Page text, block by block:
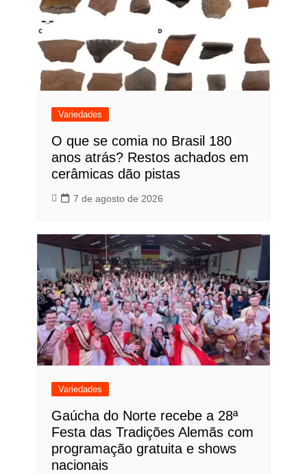
Variedades
O que se comia no Brasil 180
anos atrás? Restos achados em
cerâmicas dão pistas
7 de agosto de 2026
Variedades
Gaúcha do Norte recebe a 28ª
Festa das Tradições Alemãs com
programação gratuita e shows
nacionais